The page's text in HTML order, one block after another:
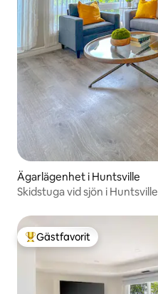
Ägarlägenhet i Huntsville
Skidstuga vid sjön i Huntsville
Populär gästfavorit
Gästfavorit